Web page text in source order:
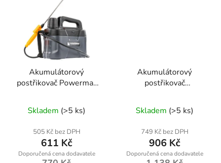
Akumulátorový
postřikovač Powermat
Skladem (>5 ks)
505 Kč bez DPH
611 Kč
Akumulátorový
postřikovač
8KA 8 l – akumulátor
12 V / 2 Ah
Skladem (>5 ks)
749 Kč bez DPH
906 Kč